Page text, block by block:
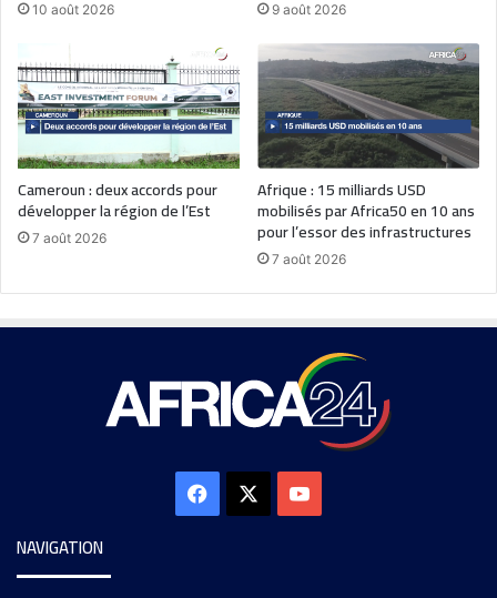
10 août 2026 9 août 2026
Cameroun : deux accords pour
développer la région de l’Est
7 août 2026
Afrique : 15 milliards USD
mobilisés par Africa50 en 10 ans
pour l’essor des infrastructures
7 août 2026
NAVIGATION